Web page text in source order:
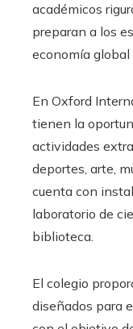
académicos
preparan a los
economía
En Oxford
tienen la
actividades
deportes, arte,
cuenta con
laboratorio de
biblioteca.
El colegio
diseñados para